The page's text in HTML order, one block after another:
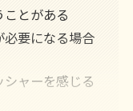
とがある
要になる場合
ャーを感じる